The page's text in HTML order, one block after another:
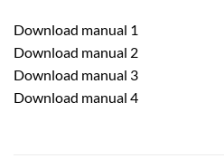
Download manual 1
Download manual 2
Download manual 3
Download manual 4